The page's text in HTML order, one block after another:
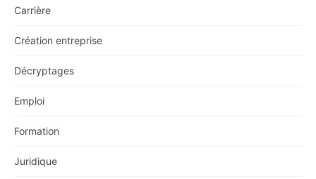
Carrière
Création entreprise
Décryptages
Emploi
Formation
Juridique